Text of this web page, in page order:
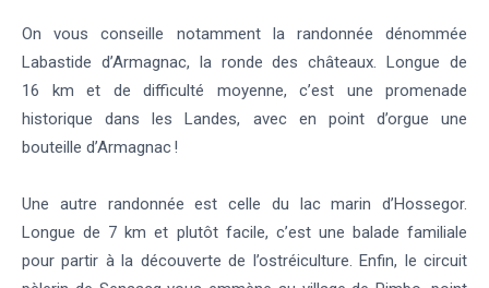
On vous conseille notamment la randonnée dénommée
Labastide d’Armagnac, la ronde des châteaux. Longue de
16 km et de difficulté moyenne, c’est une promenade
historique dans les Landes, avec en point d’orgue une
bouteille d’Armagnac !
Une autre randonnée est celle du lac marin d’Hossegor.
Longue de 7 km et plutôt facile, c’est une balade familiale
pour partir à la découverte de l’ostréiculture. Enfin, le circuit